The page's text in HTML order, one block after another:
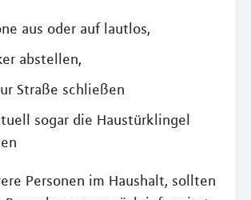
aus oder auf lautlos,
abstellen,
Straße schließen
sogar die Haustürklingel
Personen im Haushalt, sollten